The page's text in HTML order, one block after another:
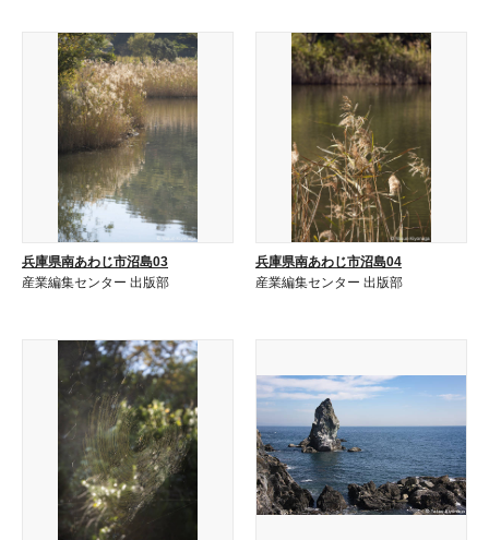
兵庫県南あわじ市沼島03
産業編集センター 出版部
兵庫県南あわじ市沼島04
産業編集センター 出版部